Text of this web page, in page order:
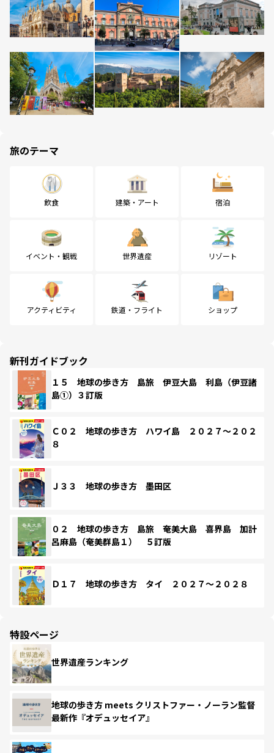
旅のテーマ
飲食 建築・アート 宿泊
イベント・観戦 世界遺産 リゾート
アクティビティ 鉄道・フライト ショップ
新刊ガイドブック
１５ 地球の歩き方 島旅 伊豆大島 利島（伊豆諸
島①）３訂版
Ｃ０２ 地球の歩き方 ハワイ島 ２０２７～２０２
８
Ｊ３３ 地球の歩き方 墨田区
０２ 地球の歩き方 島旅 奄美大島 喜界島 加計
呂麻島（奄美群島１） ５訂版
Ｄ１７ 地球の歩き方 タイ ２０２７～２０２８
特設ページ
世界遺産ランキング
地球の歩き方 meets クリストファー・ノーラン監督
最新作『オデュッセイア』